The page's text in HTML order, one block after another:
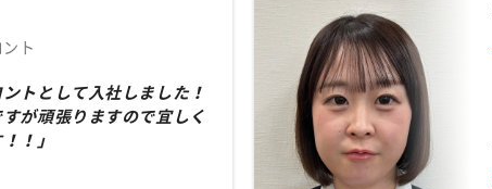
ト
トとして入社しました！
が頑張りますので宜しく
！」